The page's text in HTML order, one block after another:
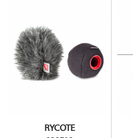
RYCOTE
039712
Compatibilité avec :